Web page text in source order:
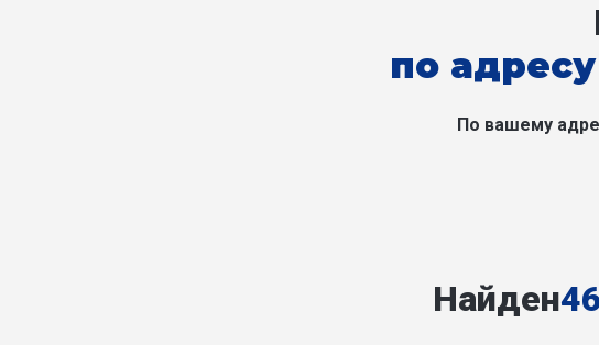
по
По вашему
Найден